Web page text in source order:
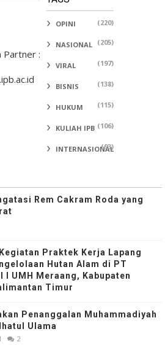
Partner :
OPINI (220)
NASIONAL (205)
VIRAL (197)
BISNIS (138)
HUKUM (115)
KULIAH IPB (106)
INTERNASIONAL
(93)
Rem Cakram Roda yang
Praktek Kerja Lapang
Hutan Alam di PT
I UMH Meraang, Kabupaten
Timur
Penanggalan Muhammadiyah
Ulama
2